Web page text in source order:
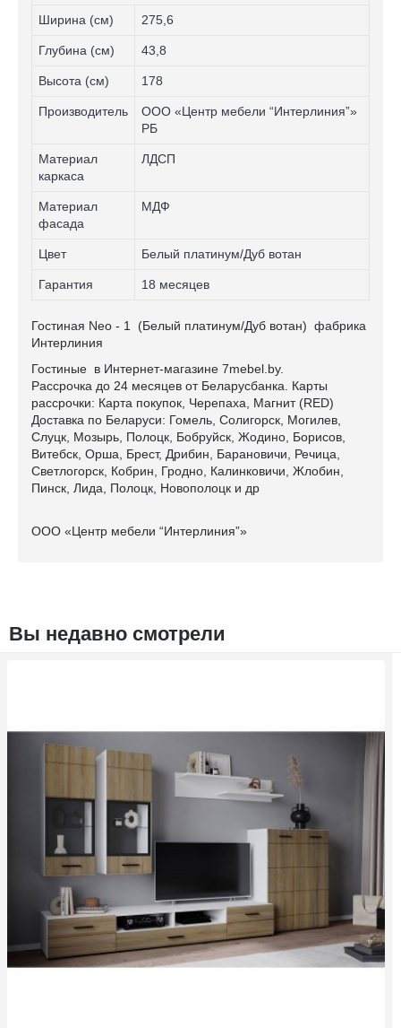
Ширина (см) 275,6
Глубина (см) 43,8
Высота (см) 178
Производитель
ООО «Центр мебели “Интерлиния”»
РБ
Материал
каркаса
ЛДСП
Материал
фасада
МДФ
Цвет Белый платинум/Дуб вотан
Гарантия 18 месяцев
Гостиная Neo - 1 (Белый платинум/Дуб вотан) фабрика
Интерлиния
Гостиные в Интернет-магазине 7mebel.by.
Рассрочка до 24 месяцев от Беларусбанка. Карты
рассрочки: Карта покупок, Черепаха, Магнит (RED)
Доставка по Беларуси: Гомель, Солигорск, Могилев,
Слуцк, Мозырь, Полоцк, Бобруйск, Жодино, Борисов,
Витебск, Орша, Брест, Дрибин, Барановичи, Речица,
Светлогорск, Кобрин, Гродно, Калинковичи, Жлобин,
Пинск, Лида, Полоцк, Новополоцк и др
ООО «Центр мебели “Интерлиния”»
Вы недавно смотрели